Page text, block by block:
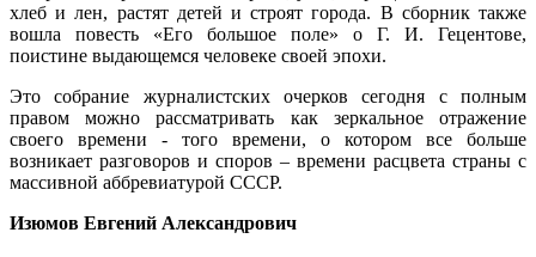
хлеб и лен, растят детей и строят города. В сборник также
вошла повесть «Его большое поле» о Г. И. Гецентове,
поистине выдающемся человеке своей эпохи.
Это собрание журналистских очерков сегодня с полным
правом можно рассматривать как зеркальное отражение
своего времени - того времени, о котором все больше
возникает разговоров и споров – времени расцвета страны с
массивной аббревиатурой СССР.
Изюмов Евгений Александрович